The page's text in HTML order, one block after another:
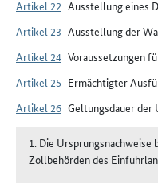
Artikel 22 Ausstellung eines
Artikel 23 Ausstellung der
Artikel 24 Voraussetzungen
Artikel 25 Ermächtigter
Artikel 26 Geltungsdauer der
1. Die
Zollbehörden des